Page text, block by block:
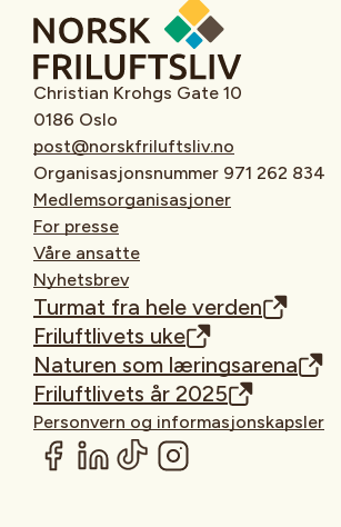
Christian Krohgs Gate 10
0186 Oslo
post@norskfriluftsliv.no
Organisasjonsnummer 971 262 834
Medlemsorganisasjoner
For presse
Våre ansatte
Nyhetsbrev
Turmat fra hele verden
Friluftlivets uke
Naturen som læringsarena
Friluftlivets år 2025
Personvern og informasjonskapsler